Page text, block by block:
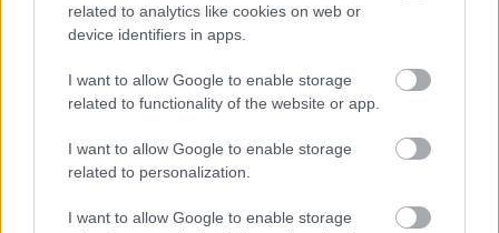
related to analytics like cookies on web or
device identifiers in apps.
I want to allow Google to enable storage
related to functionality of the website or app.
I want to allow Google to enable storage
related to personalization.
I want to allow Google to enable storage
Hiperdrága lesz a Disney Star Wars-
szállodája
tematikájú szállodája, ahol egy családi tartózkodás